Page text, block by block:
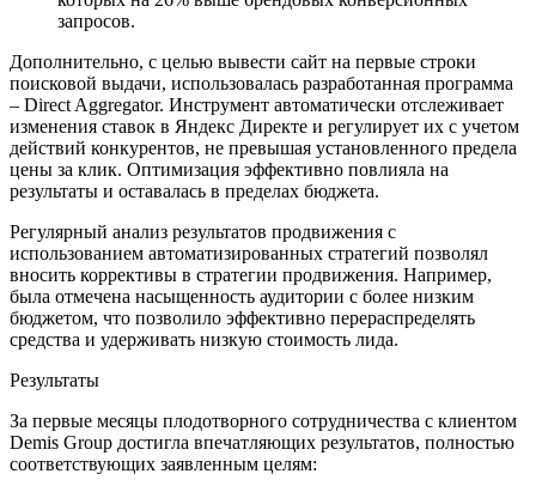
запросов.
Дополнительно, с целью вывести сайт на первые строки
поисковой выдачи, использовалась разработанная программа
– Direct Aggregator. Инструмент автоматически отслеживает
изменения ставок в Яндекс Директе и регулирует их с учетом
действий конкурентов, не превышая установленного предела
цены за клик. Оптимизация эффективно повлияла на
результаты и оставалась в пределах бюджета.
Регулярный анализ результатов продвижения с
использованием автоматизированных стратегий позволял
вносить коррективы в стратегии продвижения. Например,
была отмечена насыщенность аудитории с более низким
бюджетом, что позволило эффективно перераспределять
средства и удерживать низкую стоимость лида.
Результаты
За первые месяцы плодотворного сотрудничества с клиентом
Demis Group достигла впечатляющих результатов, полностью
соответствующих заявленным целям: